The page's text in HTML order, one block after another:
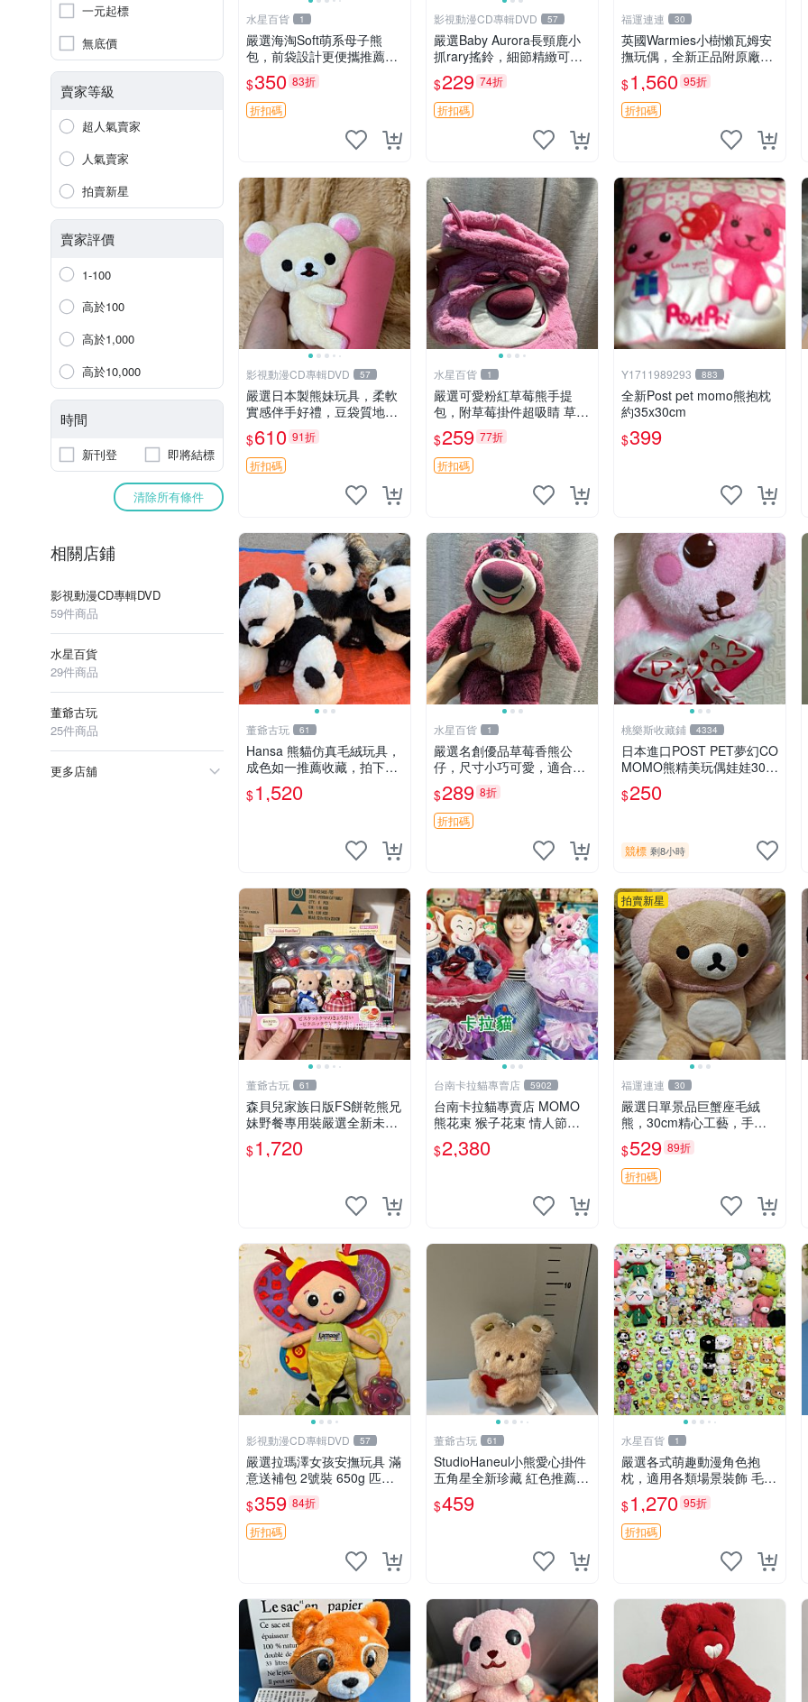
一元起標
無底價
賣家等級
超人氣賣家
人氣賣家
拍賣新星
賣家評價
1-100
高於100
高於1,000
高於10,000
時間
新刊登 即將結標
清除所有條件
相關店鋪
影視動漫CD專輯DVD
59件商品
水星百貨
29件商品
董爺古玩
25件商品
更多店舖
水星百貨 1
嚴選海淘Soft萌系母子熊
包，前袋設計更便攜推薦收
藏 母子熊 軟綿綿 包包
$350 83折
折扣碼
影視動漫CD專輯DVD 57
嚴選Baby Aurora長頸鹿小
抓rary搖鈴，細節精緻可聆
聽清脆鈴音 軟萌可愛 定制
紀念 金屬搖鈴 新手媽咪推
薦 長頸鹿 抓rary 搖鈴
$229 74折
折扣碼
福運連連 30
英國Warmies小樹懶瓦姆安
撫玩偶，全新正品附原廠吊
牌與防塵袋，內藏薰衣草可
加熱，適合各個年齡層，冷
暖兩用享受抱抱樂趣，不容
錯過嚴選好物 溫暖 冷感
$1,560 95折
折扣碼
影視動漫CD專輯DVD 57
嚴選日本製熊妹玩具，柔軟
實感伴手好禮，豆袋質地手
感佳，抱枕小熊 recom 推薦
白色豆袋 玩具
$610 91折
折扣碼
水星百貨 1
嚴選可愛粉紅草莓熊手提
包，附草莓掛件超吸睛 草莓
熊手提包 草莓掛件 可愛port
unese
$259 77折
折扣碼
Y1711989293 883
全新Post pet momo熊抱枕
約35x30cm
$399
董爺古玩 61
Hansa 熊貓仿真毛絨玩具，
成色如一推薦收藏，拍下無
疑心 熊貓 毛絨玩具 收藏
$1,520
水星百貨 1
嚴選名創優品草莓香熊公
仔，尺寸小巧可愛，適合收
藏賞玩 30cm 玩具 公仔 草
莓熊
$289 8折
折扣碼
桃樂斯收藏鋪 4334
日本進口POST PET夢幻CO
MOMO熊精美玩偶娃娃30c
m
$250
競標 剩8小時
董爺古玩 61
森貝兒家族日版FS餅乾熊兄
妹野餐專用裝嚴選全新未開
封，包含兩組大童款紙盒
裝，適合收藏與分享。 餅乾
$1,720
台南卡拉貓專賣店 5902
台南卡拉貓專賣店 MOMO
熊花束 猴子花束 情人節禮
物 二選一 可繡字 可今天寄
明天到
$2,380
拍賣新星
福運連連 30
嚴選日單景品巨蟹座毛絨
熊，30cm精心工藝，手感
軟糯推薦收藏送人 巨蟹座
毛絨玩具 精緻做工
$529 89折
折扣碼
影視動漫CD專輯DVD 57
嚴選拉瑪澤女孩安撫玩具 滿
意送補包 2號裝 650g 匹配
嬰幼童舒壓好伴侶 女孩專用
安心選擇 安撫玩偶 衝包 玩
具
$359 84折
折扣碼
董爺古玩 61
StudioHaneul小熊愛心掛件
五角星全新珍藏 紅色推薦收
藏 玩具掛飾 掛件 新品
$459
水星百貨 1
嚴選各式萌趣動漫角色抱
枕，適用各類場景裝飾 毛絨
玩具、卡通抱枕、趣味玩偶
$1,270 95折
折扣碼